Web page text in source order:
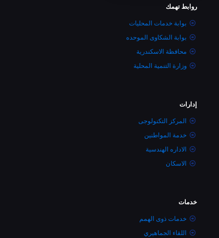
روابط تهمك
بوابة خدمات المحليات
بوابة الشكاوى الموحده
محافظة الاسكندرية
وزارة التنمية المحلية
إدارات
المركز التكنولوجى
خدمة المواطنين
الاداره الهندسية
الاسكان
خدمات
خدمات ذوى الهمم
اللقاء الجماهيري